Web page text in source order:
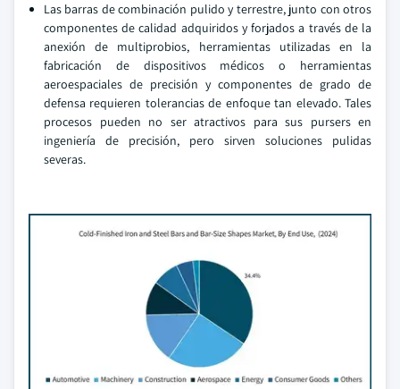
Las barras de combinación pulido y terrestre, junto con otros
componentes de calidad adquiridos y forjados a través de la
anexión de multiprobios, herramientas utilizadas en la
fabricación de dispositivos médicos o herramientas
aeroespaciales de precisión y componentes de grado de
defensa requieren tolerancias de enfoque tan elevado. Tales
procesos pueden no ser atractivos para sus pursers en
ingeniería de precisión, pero sirven soluciones pulidas
severas.